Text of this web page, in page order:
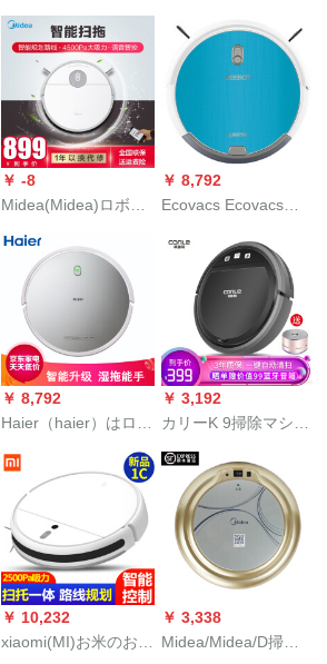
ットでレンテジ自動
montを使って、一体
機の超薄掃除機を
mottしてxiaomi粒モ
カブラを吸入しま
す。
機掃除機を掃除しま
す。超薄型のスリム
タイプのスポットラ
イト洗浄機です。
￥ -8
Midea(Midea)ロボス
音掃除機掃除機一体
機超薄型i 5 Young
appフレットドホート
電気製品を掃除しま
す。
￥ 8,792
Ecovacs Ecovacs掃
805全自動知能企画超
薄型家庭用掃除機の
価格格は爆発的なも
のです。薄い青色で
す。
￥ 8,792
Haier（haier）はロボ
ットを掃除して一体
の家庭用知能掃除機
を掃引してxiaomi粒
のペルトの髪の毛の
テティナTAB-T 510 S
銀悦を吸入します。
￥ 3,192
カリーK 9掃除マシー
ン人の家庭掃除機知
能全自動掃除機K 9 R
黒-リモコなし-ワンタ
ッチで掃除します。
￥ 10,232
xiaomi(MI)お米のお掃
￥ 3,338
Midea/Midea/D掃除